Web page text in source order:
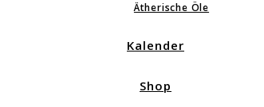
Ätherische Öle
Kalender
Shop